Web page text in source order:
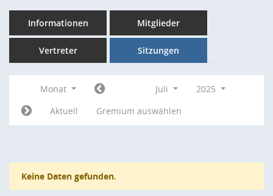
Informationen Mitglieder
Vertreter Sitzungen
Monat Juli
2025
Aktuell
Gremium auswählen
Keine Daten gefunden.